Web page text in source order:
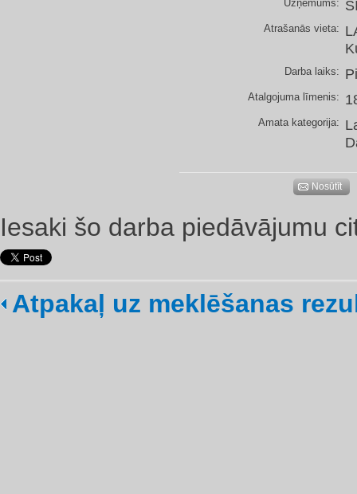
Uzņēmums:
Atrašanās vieta:
Darba laiks:
Atalgojuma līmenis:
Amata kategorija:
Nosūtīt
Iesaki šo darba piedāvājumu
Atpakaļ uz meklēšanas